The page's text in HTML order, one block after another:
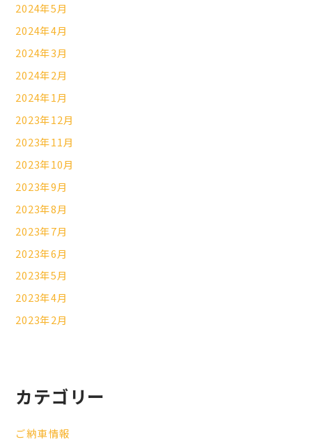
2024年5月
2024年4月
2024年3月
2024年2月
2024年1月
2023年12月
2023年11月
2023年10月
2023年9月
2023年8月
2023年7月
2023年6月
2023年5月
2023年4月
2023年2月
カテゴリー
ご納車情報